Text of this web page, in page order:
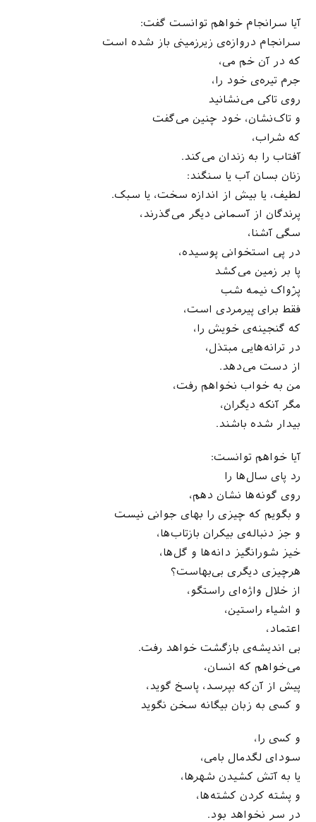
آیا سرانجام خواهم توانست گفت:
سرانجام دروازه‌ی زیرزمینی باز شده است
که در آن خم می،
جرم تیره‌ی خود را،
روی تاکی می‌نشانید
و تاک‌نشان، خود چنین می‌گفت
که شراب،
آفتاب را به زندان می‌کند.
زنان بسان آب یا سنگند:
لطیف، یا بیش از اندازه سخت، یا سبک.
پرندگان از آسمانی دیگر می‌گذرند،
سگی آشنا،
در پی استخوانی پوسیده،
پا بر زمین می‌کشد
پژواک نیمه شب
فقط برای پیرمردی است،
که گنجینه‌ی خویش را،
در ترانه‌هایی مبتذل،
از دست می‌دهد.
من به خواب نخواهم رفت،
مگر آنکه دیگران،
بیدار شده باشند.
آیا خواهم توانست:
رد پای سال‌ها را
روی گونه‌ها نشان دهم،
و بگویم که چیزی را بهای جوانی نیست
و جز دنباله‌ی بیکران بازتاب‌ها،
خیز شورانگیز دانه‌ها و گل‌ها،
هرچیزی دیگری بی‌بهاست؟
از خلال واژه‌ای راستگو،
و اشیاء راستین،
اعتماد،
بی اندیشه‌ی بازگشت خواهد رفت.
می‌خواهم که انسان،
پیش از آن‌که بپرسد، پاسخ گوید،
و کسی به زبان بیگانه سخن نگوید
و کسی را،
سودای لگدمال بامی،
یا به آتش کشیدن شهرها،
و پشته کردن کشته‌ها،
در سر نخواهد بود.